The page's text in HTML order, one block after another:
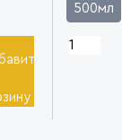
500мл